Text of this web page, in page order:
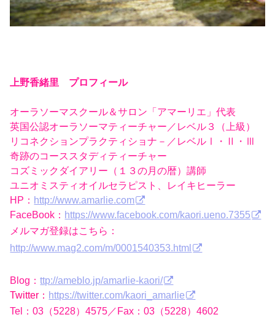
上野香緒里 プロフィール
オーラソーマスクール＆サロン「アマーリエ」代表
英国公認オーラソーマティーチャー／レベル３（上級）
リコネクションプラクティショナ－／レベルⅠ・Ⅱ・Ⅲ
奇跡のコーススタディティーチャー
コズミックダイアリー（１３の月の暦）講師
ユニオミスティオイルセラピスト、レイキヒーラー
HP： http://www.amarlie.com
FaceBook： https://www.facebook.com/kaori.ueno.7355
メルマガ登録はこちら：
http://www.mag2.com/m/0001540353.html
Blog：ttp://ameblo.jp/amarlie-kaori/
Twitter： https://twitter.com/kaori_amarlie
Tel：03（5228）4575／Fax：03（5228）4602